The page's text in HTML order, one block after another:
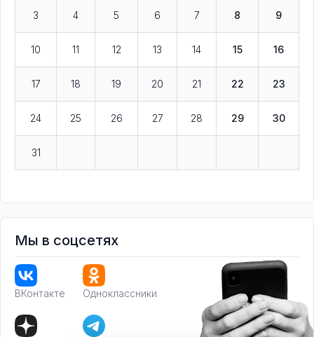
3 4 5 6 7 8 9
10 11 12 13 14 15 16
17 18 19 20 21 22 23
24 25 26 27 28 29 30
31
Мы в соцсетях
ВКонтакте Одноклассники